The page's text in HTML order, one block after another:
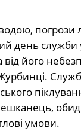
погрози
день служби
його
Журбинці.
умови.